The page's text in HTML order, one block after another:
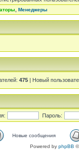
Менеджеры
475 | Новый
Пароль:
Новые сообщения
Powered by phpBB